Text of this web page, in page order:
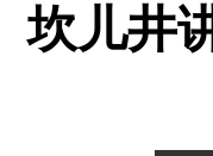
坎儿井